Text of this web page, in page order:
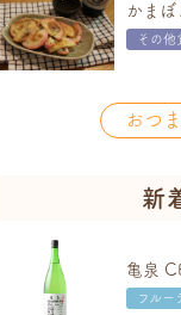
かまぼ
その他
おつ
新
亀泉
フルー